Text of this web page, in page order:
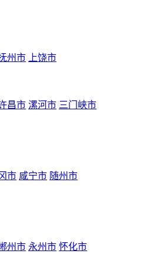
州市 上饶市
昌市 漯河市 三门峡市
市 咸宁市 随州市
州市 永州市 怀化市